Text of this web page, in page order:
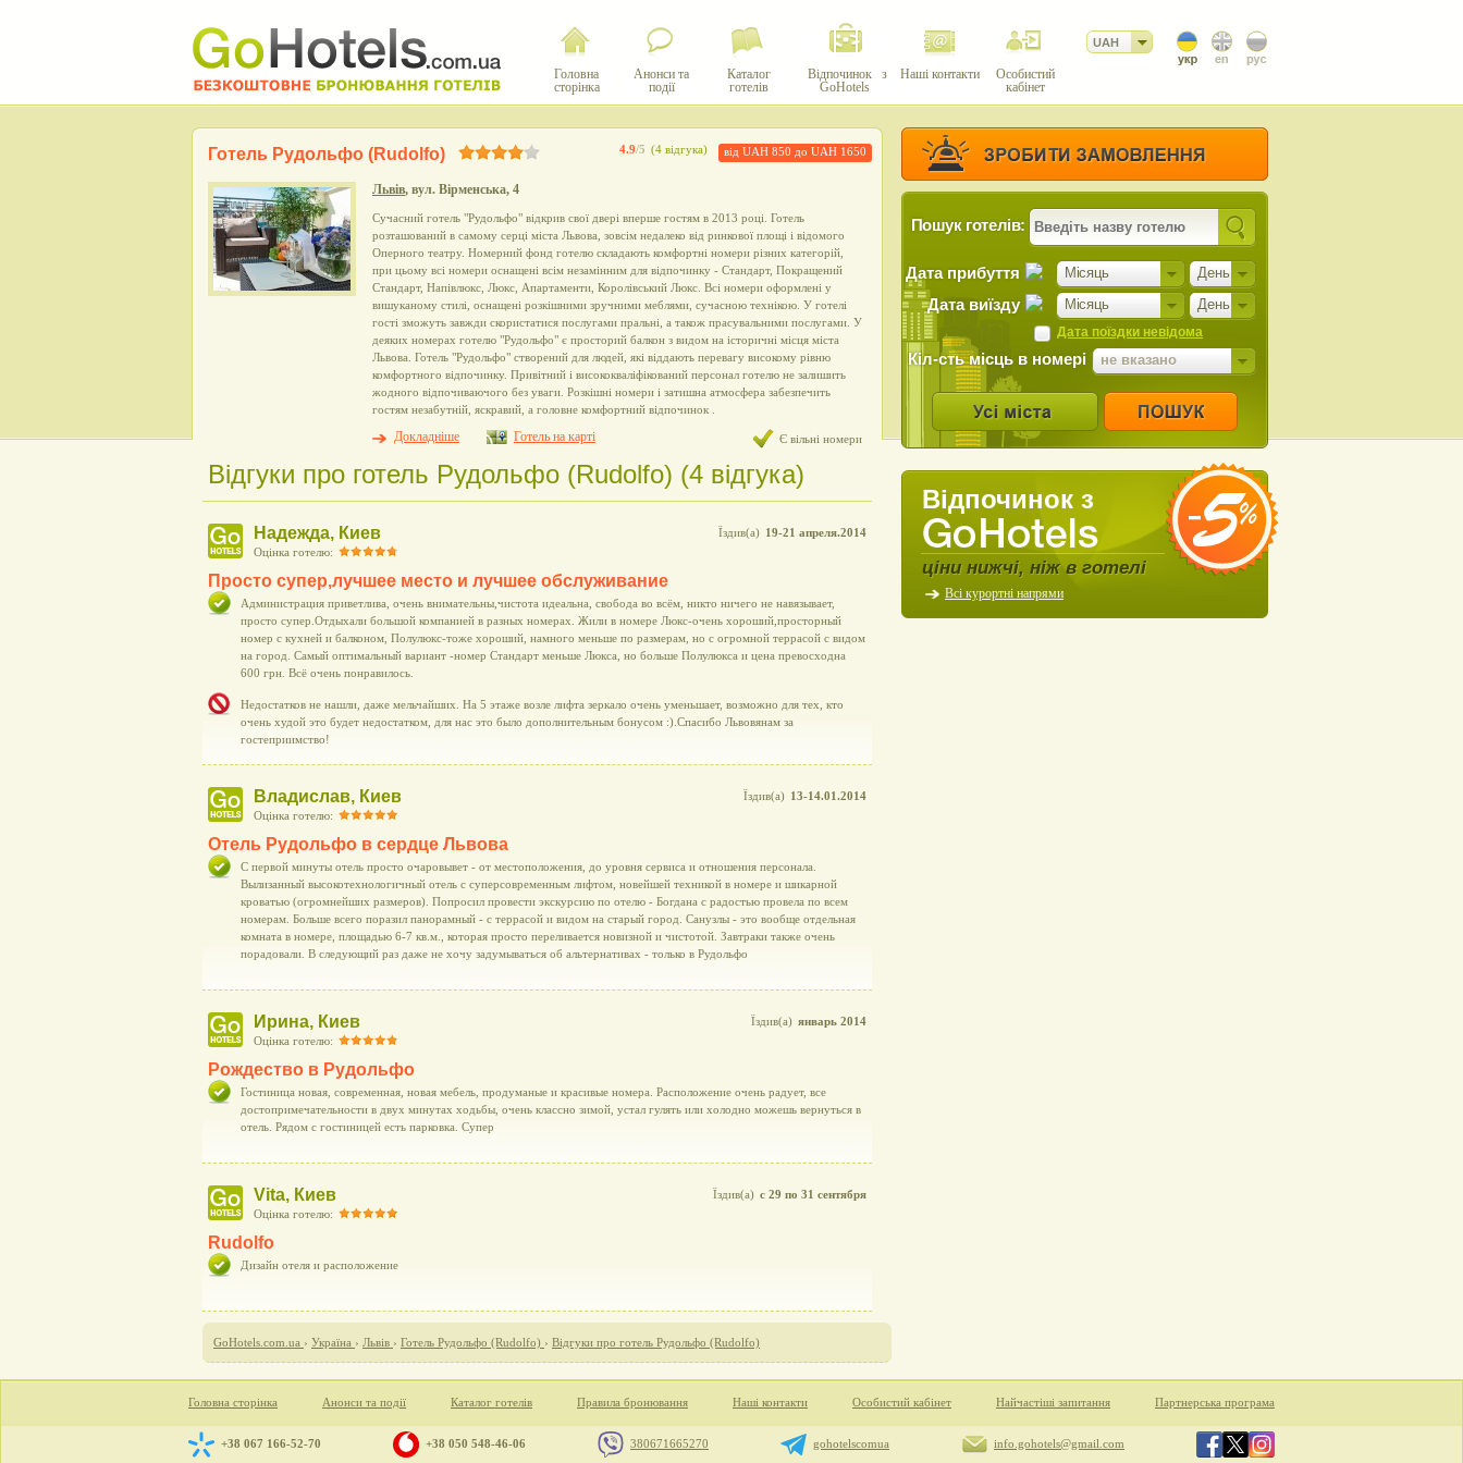
Головна
сторінка
Анонси та
події
Каталог
готелів
Відпочинок з
GoHotels
Наші контакти
Особистий
кабінет
UAH
4.9/5 (4 відгука) від UAH 850 до UAH 1650
Готель Рудольфо (Rudolfo)
Львів, вул. Вірменська, 4
Сучасний готель "Рудольфо" відкрив свої двері вперше гостям в 2013 році. Готель
розташований в самому серці міста Львова, зовсім недалеко від ринкової площі і відомого
Оперного театру. Номерний фонд готелю складають комфортні номери різних категорій,
при цьому всі номери оснащені всім незамінним для відпочинку - Стандарт, Покращений
Стандарт, Напівлюкс, Люкс, Апартаменти, Королівський Люкс. Всі номери оформлені у
вишуканому стилі, оснащені розкішними зручними меблями, сучасною технікою. У готелі
гості зможуть завжди скористатися послугами пральні, а також прасувальними послугами. У
деяких номерах готелю "Рудольфо" є просторий балкон з видом на історичні місця міста
Львова. Готель "Рудольфо" створений для людей, які віддають перевагу високому рівню
комфортного відпочинку. Привітний і висококваліфікований персонал готелю не залишить
жодного відпочиваючого без уваги. Розкішні номери і затишна атмосфера забезпечить
гостям незабутній, яскравий, а головне комфортний відпочинок .
Докладніше Готель на карті Є вільні номери
Відгуки про готель Рудольфо (Rudolfo) (4 відгука)
Надежда, Киев
Оцінка готелю:
Їздив(а) 19-21 апреля.2014
Просто супер,лучшее место и лучшее обслуживание
Администрация приветлива, очень внимательны,чистота идеальна, свобода во всём, никто ничего не навязывает,
просто супер.Отдыхали большой компанией в разных номерах. Жили в номере Люкс-очень хороший,просторный
номер с кухней и балконом, Полулюкс-тоже хороший, намного меньше по размерам, но с огромной террасой с видом
на город. Самый оптимальный вариант -номер Стандарт меньше Люкса, но больше Полулюкса и цена превосходна
600 грн. Всё очень понравилось.
Недостатков не нашли, даже мельчайших. На 5 этаже возле лифта зеркало очень уменьшает, возможно для тех, кто
очень худой это будет недостатком, для нас это было дополнительным бонусом :).Спасибо Львовянам за
гостеприимство!
Владислав, Киев
Оцінка готелю:
Їздив(а) 13-14.01.2014
Отель Рудольфо в сердце Львова
С первой минуты отель просто очаровывет - от местоположения, до уровня сервиса и отношения персонала.
Вылизанный высокотехнологичный отель с суперсовременным лифтом, новейшей техникой в номере и шикарной
кроватью (огромнейших размеров). Попросил провести экскурсию по отелю - Богдана с радостью провела по всем
номерам. Больше всего поразил панорамный - с террасой и видом на старый город. Санузлы - это вообще отдельная
комната в номере, площадью 6-7 кв.м., которая просто переливается новизной и чистотой. Завтраки также очень
порадовали. В следующий раз даже не хочу задумываться об альтернативах - только в Рудольфо
Ирина, Киев
Оцінка готелю:
Їздив(а) январь 2014
Рождество в Рудольфо
Гостиница новая, современная, новая мебель, продуманые и красивые номера. Расположение очень радует, все
достопримечательности в двух минутах ходьбы, очень классно зимой, устал гулять или холодно можешь вернуться в
отель. Рядом с гостиницей есть парковка. Супер
Vita, Киев
Оцінка готелю:
Їздив(а) с 29 по 31 сентября
Rudolfo
Дизайн отеля и расположение
GoHotels.com.ua › Україна › Львів › Готель Рудольфо (Rudolfo) › Відгуки про готель Рудольфо (Rudolfo)
Пошук готелів:
Місяць День
Дата прибуття
Місяць День
Дата виїзду
Дата поїздки невідома
Кіл-сть місць в номері не вказано
Відпочинок з
ціни нижчі, ніж в готелі
Всі курортні напрями
Головна сторінка Анонси та події Каталог готелів Правила бронювання Наші контакти Особистий кабінет Найчастіші запитання Партнерська програма
+38 067 166-52-70 +38 050 548-46-06 380671665270 gohotelscomua info.gohotels@gmail.com